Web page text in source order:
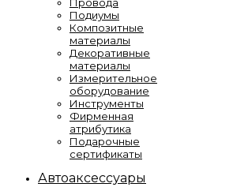
Подиумы
Композитные
материалы
Декоративные
материалы
Измерительное
оборудование
Инструменты
Фирменная
атрибутика
Подарочные
сертификаты
Автоаксессуары